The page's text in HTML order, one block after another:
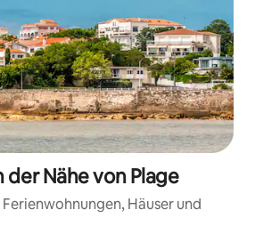
Nähe von Plage
Häuser und